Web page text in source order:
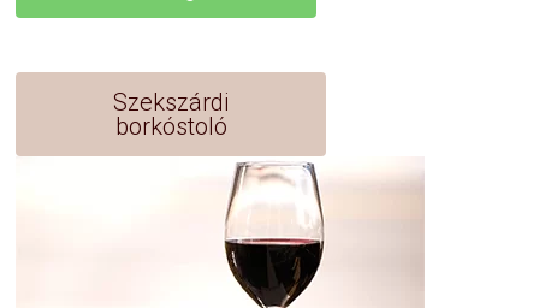
Szekszárdi
borkóstoló